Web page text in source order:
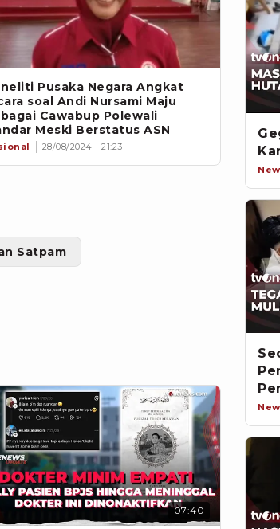
Pusaka Negara Angkat
soal Andi Nursami Maju
Cawabup Polewali
Meski Berstatus ASN
28/08/2024 - 21:23
Satpam
07:40